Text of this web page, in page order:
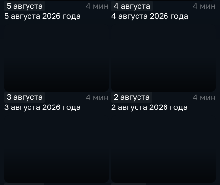
5 августа
4 мин
5 августа 2026 года
4 августа
4 мин
4 августа 2026 года
3 августа
4 мин
3 августа 2026 года
2 августа
4 мин
2 августа 2026 года